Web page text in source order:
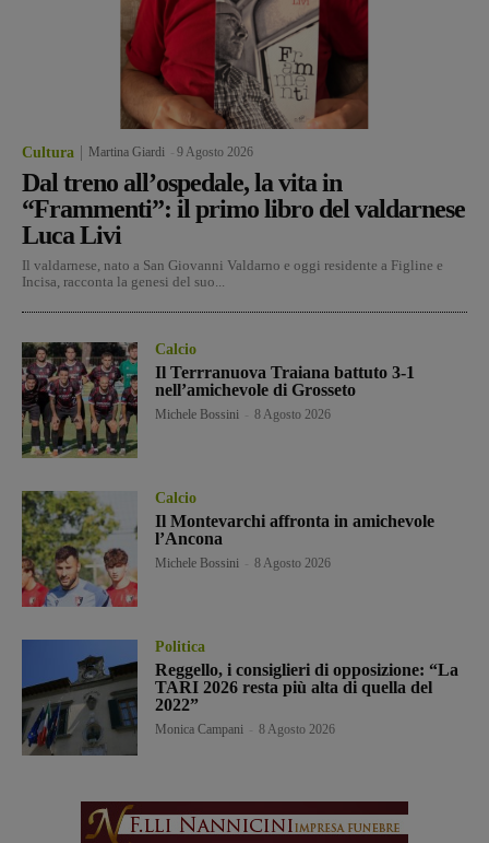
Cultura Martina Giardi 9 Agosto 2026
Dal treno all’ospedale, la vita in
“Frammenti”: il primo libro del valdarnese
Luca Livi
Il valdarnese, nato a San Giovanni Valdarno e oggi residente a Figline e
Incisa, racconta la genesi del suo...
Calcio
Il Terrranuova Traiana battuto 3-1
nell’amichevole di Grosseto
Michele Bossini 8 Agosto 2026
Calcio
Il Montevarchi affronta in amichevole
l’Ancona
Michele Bossini 8 Agosto 2026
Politica
Reggello, i consiglieri di opposizione: “La
TARI 2026 resta più alta di quella del
2022”
Monica Campani 8 Agosto 2026